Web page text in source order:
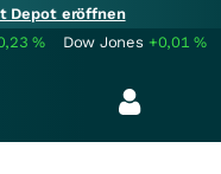
Depot eröffnen
% Dow Jones +0,01%